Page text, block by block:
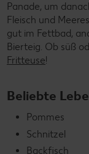
Panade, um
Fleisch und
gut im Fettbad,
Bierteig. Ob süß
Fritteuse!
Beliebte
Pommes
Schnitzel
Backfisch